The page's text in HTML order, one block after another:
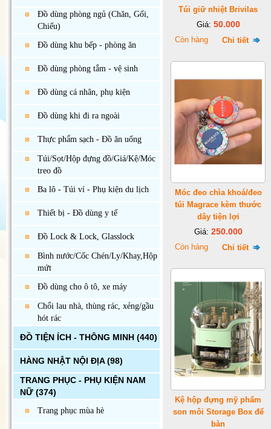
Đồ dùng phòng ngủ (Chăn, Gối,
Chiếu)
Đồ dùng khu bếp - phòng ăn
Đồ dùng phòng tắm - vệ sinh
Đồ dùng cá nhân, phụ kiện
Đồ dùng khi đi ra ngoài
Thực phẩm sạch - Đồ ăn uống
Túi/Sọt/Hộp đựng đồ/Giá/Kệ/Móc
treo đồ
Ba lô - Túi ví - Phụ kiện du lịch
Thiết bị - Đồ dùng y tế
Đồ Lock & Lock, Glasslock
Bình nước/Cốc Chén/Ly/Khay,Hộp
mứt
Đồ dùng cho ô tô, xe máy
Chổi lau nhà, thùng rác, xẻng/gầu
hót rác
ĐỒ TIỆN ÍCH - THÔNG MINH (440)
HÀNG NHẬT NỘI ĐỊA(98)
TRANG PHỤC - PHỤ KIỆN NAM
NỮ (374)
Trang phục mùa hè
Túi giữ nhiệt Brivilas
Giá: 50.000
Còn hàng Chi tiết
Móc đeo chìa khoá/đeo
túi Magrace kèm thước
dây tiện lợi
Giá: 250.000
Còn hàng Chi tiết
Kệ hộp đựng mỹ phẩm
son môi Storage Box để
bàn